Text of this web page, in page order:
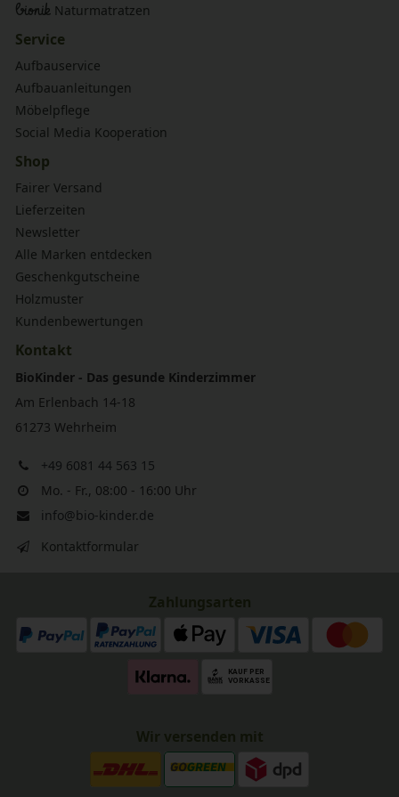
bionik Naturmatratzen
Service
Aufbauservice
Aufbauanleitungen
Möbelpflege
Social Media Kooperation
Shop
Fairer Versand
Lieferzeiten
Newsletter
Alle Marken entdecken
Geschenkgutscheine
Holzmuster
Kundenbewertungen
Kontakt
BioKinder - Das gesunde Kinderzimmer
Am Erlenbach 14-18
61273 Wehrheim
+49 6081 44 563 15
Mo. - Fr., 08:00 - 16:00 Uhr
info@bio-kinder.de
Kontaktformular
Zahlungsarten
Wir versenden mit